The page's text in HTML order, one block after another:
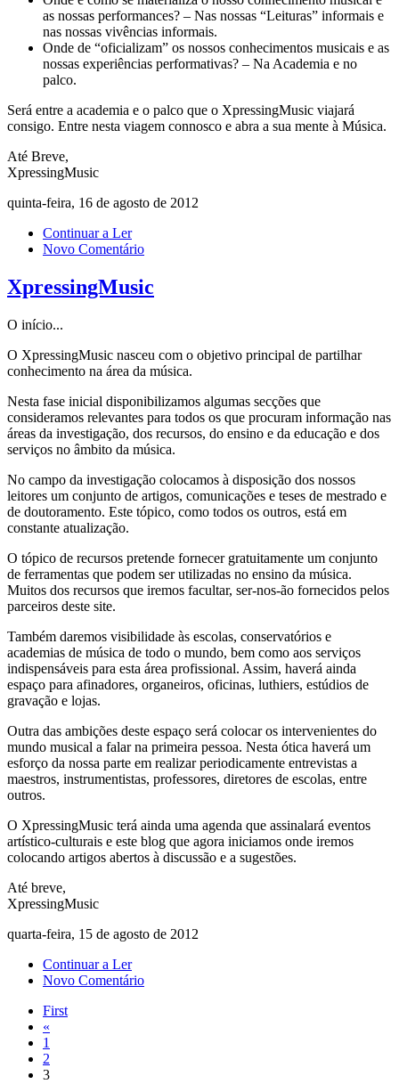
as nossas performances? – Nas nossas “Leituras” informais e
nas nossas vivências informais.
Onde de “oficializam” os nossos conhecimentos musicais e as
nossas experiências performativas? – Na Academia e no
palco.
Será entre a academia e o palco que o XpressingMusic viajará
consigo. Entre nesta viagem connosco e abra a sua mente à Música.
Até Breve,
XpressingMusic
quinta-feira, 16 de agosto de 2012
Continuar a Ler
Novo Comentário
XpressingMusic
O início...
O XpressingMusic nasceu com o objetivo principal de partilhar
conhecimento na área da música.
Nesta fase inicial disponibilizamos algumas secções que
consideramos relevantes para todos os que procuram informação nas
áreas da investigação, dos recursos, do ensino e da educação e dos
serviços no âmbito da música.
No campo da investigação colocamos à disposição dos nossos
leitores um conjunto de artigos, comunicações e teses de mestrado e
de doutoramento. Este tópico, como todos os outros, está em
constante atualização.
O tópico de recursos pretende fornecer gratuitamente um conjunto
de ferramentas que podem ser utilizadas no ensino da música.
Muitos dos recursos que iremos facultar, ser-nos-ão fornecidos pelos
parceiros deste site.
Também daremos visibilidade às escolas, conservatórios e
academias de música de todo o mundo, bem como aos serviços
indispensáveis para esta área profissional. Assim, haverá ainda
espaço para afinadores, organeiros, oficinas, luthiers, estúdios de
gravação e lojas.
Outra das ambições deste espaço será colocar os intervenientes do
mundo musical a falar na primeira pessoa. Nesta ótica haverá um
esforço da nossa parte em realizar periodicamente entrevistas a
maestros, instrumentistas, professores, diretores de escolas, entre
outros.
O XpressingMusic terá ainda uma agenda que assinalará eventos
artístico-culturais e este blog que agora iniciamos onde iremos
colocando artigos abertos à discussão e a sugestões.
Até breve,
XpressingMusic
quarta-feira, 15 de agosto de 2012
Continuar a Ler
Novo Comentário
First
«
1
2
3